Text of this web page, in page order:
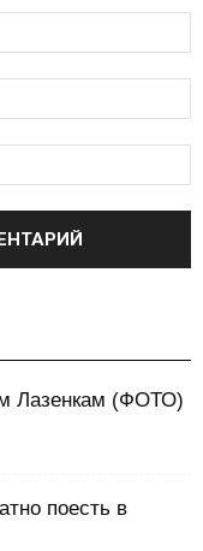
Лазенкам (ФОТО)
поесть в